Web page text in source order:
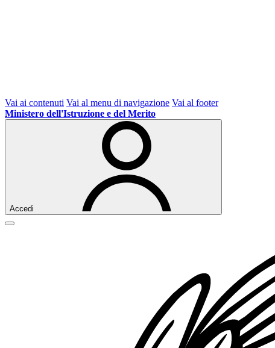
Vai ai contenuti Vai al menu di navigazione Vai al footer
Ministero dell'Istruzione e del Merito
Accedi